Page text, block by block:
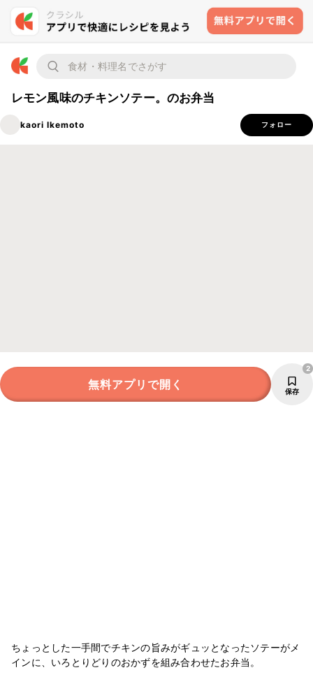
レモン風味のチキンソテー。のお弁当
kaori Ikemoto フォロー
無料アプリで開く 保存
2
ちょっとした一手間でチキンの旨みがギュッとなったソテーがメ
インに、いろとりどりのおかずを組み合わせたお弁当。